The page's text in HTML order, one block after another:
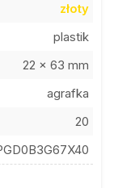
złoty
plastik
22 x 63 mm
agrafka
20